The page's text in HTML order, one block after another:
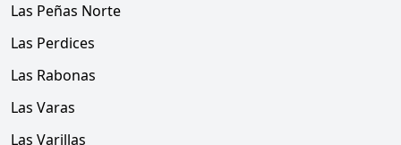
Las Peñas Norte
Las Perdices
Las Rabonas
Las Varas
Las Varillas